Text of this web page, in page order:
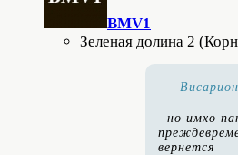
BMV1
Зеленая долина 2
но имхо
вернется